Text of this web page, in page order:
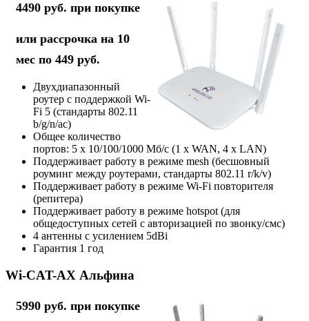
4490 руб. при покупке
или рассрочка на 10
мес по 449 руб.
Двухдиапазонный
роутер с поддержкой Wi-
Fi 5 (стандарты 802.11
b/g/n/ac)
Общее количество
портов: 5 х 10/100/1000 Мб/с (1 x WAN, 4 x LAN)
Поддерживает работу в режиме mesh (бесшовный
роуминг между роутерами, стандарты 802.11 r/k/v)
Поддерживает работу в режиме Wi-Fi повторителя
(репитера)
Поддерживает работу в режиме hotspot (для
общедоступных сетей с авторизацией по звонку/смс)
4 антенны с усилением 5dBi
Гарантия 1 год
Wi-CAT-AX Альфина
5990 руб. при покупке